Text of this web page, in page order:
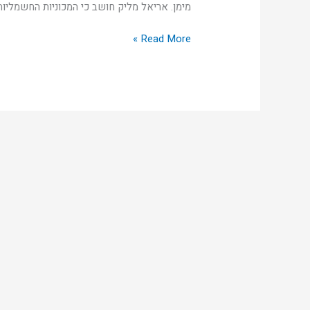
מימן. אריאל מליק חושב כי המכוניות
Read More »